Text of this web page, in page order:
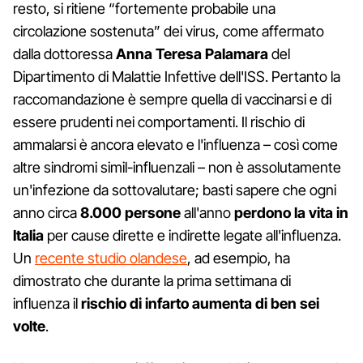
resto, si ritiene “fortemente probabile una
circolazione sostenuta” dei virus, come affermato
dalla dottoressaAnna Teresa Palamaradel
Dipartimento di Malattie Infettive dell'ISS. Pertanto la
raccomandazione è sempre quella di vaccinarsi e di
essere prudenti nei comportamenti. Il rischio di
ammalarsi è ancora elevato e l'influenza – così come
altre sindromi simil-influenzali – non è assolutamente
un'infezione da sottovalutare; basti sapere che ogni
anno circa8.000 personeall'annoperdono la vita in
Italia per cause dirette e indirette legate all'influenza.
Un recente studio olandese, ad esempio, ha
dimostrato che durante la prima settimana di
influenza ilrischio di infarto aumenta di ben sei
volte.